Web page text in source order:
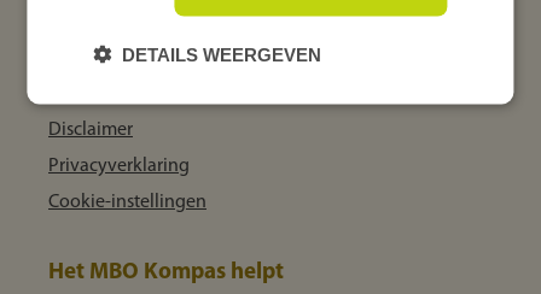
MBO Kompas
Disclaimer
Privacyverklaring
Cookie-instellingen
Het MBO Kompas helpt
DETAILS WEERGEVEN